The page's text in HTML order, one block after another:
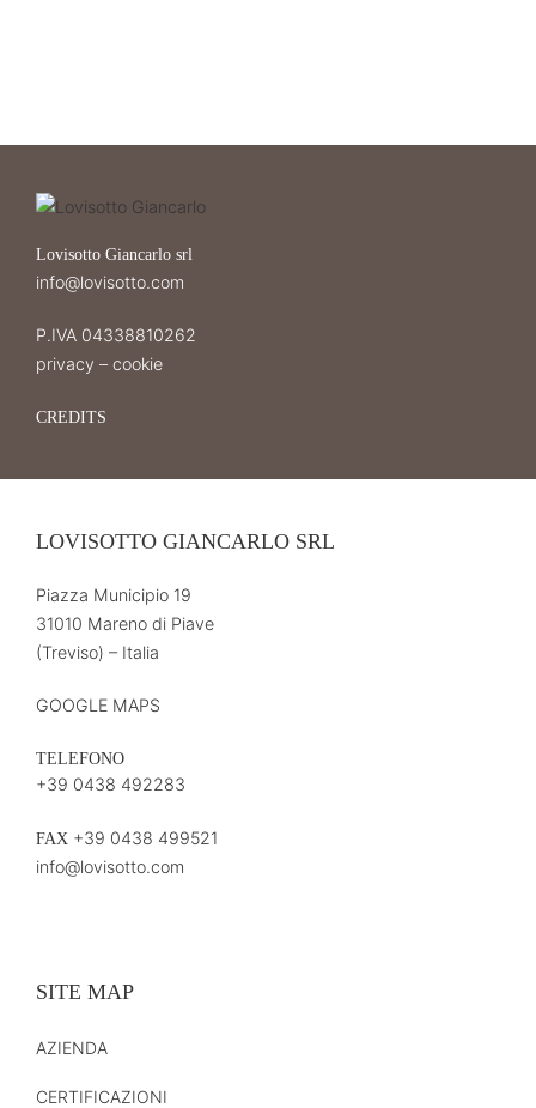
Lovisotto Giancarlo srl
info@lovisotto.com
P.IVA 04338810262
privacy – cookie
CREDITS
LOVISOTTO GIANCARLO SRL
Piazza Municipio 19
31010 Mareno di Piave
(Treviso) – Italia
GOOGLE MAPS
TELEFONO
+39 0438 492283
FAX +39 0438 499521
info@lovisotto.com
SITE MAP
AZIENDA
CERTIFICAZIONI